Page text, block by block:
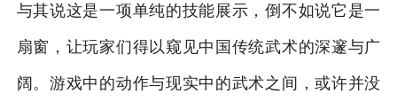
与其说这是一项单纯的技能展示，倒不如说它是一
扇窗，让玩家们得以窥见中国传统武术的深邃与广
阔。游戏中的动作与现实中的武术之间，或许并没